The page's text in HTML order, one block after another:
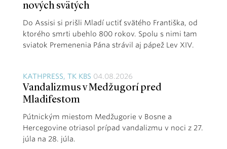
nových svätých
Do Assisi si prišli Mladí uctiť svätého Františka, od
ktorého smrti ubehlo 800 rokov. Spolu s nimi tam
sviatok Premenenia Pána strávil aj pápež Lev XIV.
KATHPRESS, TK KBS 04.08.2026
Vandalizmus v Medžugorí pred
Mladifestom
Pútnickým miestom Medžugorie v Bosne a
Hercegovine otriasol prípad vandalizmu v noci z 27.
júla na 28. júla.